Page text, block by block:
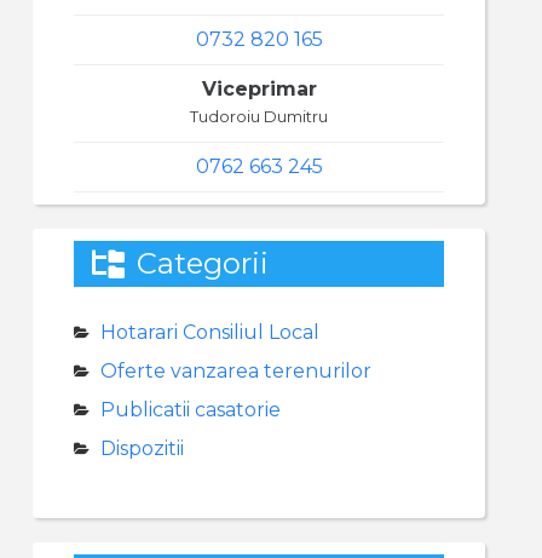
0732 820 165
Viceprimar
Tudoroiu Dumitru
0762 663 245
Categorii
Hotarari Consiliul Local
Oferte vanzarea terenurilor
Publicatii casatorie
Dispozitii